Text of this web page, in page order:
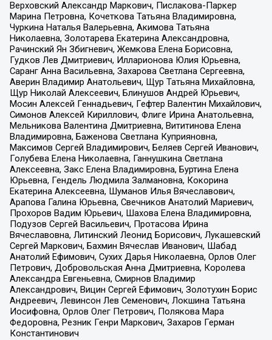
Верховский Александр Маркович, Пислакова-Паркер
Марина Петровна, Кочеткова Татьяна Владимировна,
Чуркина Наталья Валерьевна, Акимова Татьяна
Николаевна, Золотарева Екатерина Александровна,
Рачинский Ян Збигневич, Жемкова Елена Борисовна,
Гудков Лев Дмитриевич, Илларионова Юлия Юрьевна,
Саранг Анна Васильевна, Захарова Светлана Сергеевна,
Аверин Владимир Анатольевич, Щур Татьяна Михайловна,
Щур Николай Алексеевич, Блинушов Андрей Юрьевич,
Мосин Алексей Геннадьевич, Гефтер Валентин Михайлович,
Симонов Алексей Кириллович, Флиге Ирина Анатольевна,
Мельникова Валентина Дмитриевна, Вититинова Елена
Владимировна, Баженова Светлана Куприяновна,
Максимов Сергей Владимирович, Беляев Сергей Иванович,
Голубева Елена Николаевна, Ганнушкина Светлана
Алексеевна, Закс Елена Владимировна, Буртина Елена
Юрьевна, Гендель Людмила Залмановна, Кокорина
Екатерина Алексеевна, Шуманов Илья Вячеславович,
Арапова Галина Юрьевна, Свечников Анатолий Мариевич,
Прохоров Вадим Юрьевич, Шахова Елена Владимировна,
Подузов Сергей Васильевич, Протасова Ирина
Вячеславовна, Литинский Леонид Борисович, Лукашевский
Сергей Маркович, Бахмин Вячеслав Иванович, Шабад
Анатолий Ефимович, Сухих Дарья Николаевна, Орлов Олег
Петрович, Добровольская Анна Дмитриевна, Королева
Александра Евгеньевна, Смирнов Владимир
Александрович, Вицин Сергей Ефимович, Золотухин Борис
Андреевич, Левинсон Лев Семенович, Локшина Татьяна
Иосифовна, Орлов Олег Петрович, Полякова Мара
Федоровна, Резник Генри Маркович, Захаров Герман
Константинович